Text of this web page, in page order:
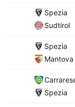
Spezia
Sudtirol
Spezia
Mantova
Spezia